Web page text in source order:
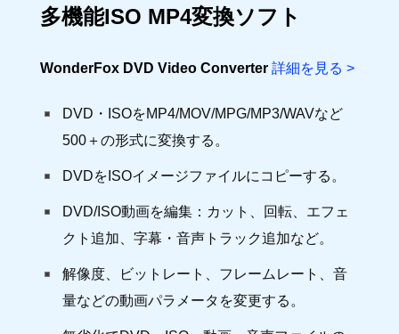
多機能ISO MP4変換ソフト
WonderFox DVD Video Converter 詳細を見る >
DVD・ISOをMP4/MOV/MPG/MP3/WAVなど
500＋の形式に変換する。
DVDをISOイメージファイルにコピーする。
DVD/ISO動画を編集：カット、回転、エフェ
クト追加、字幕・音声トラック追加など。
解像度、ビットレート、フレームレート、音
量などの動画パラメータを変更する。